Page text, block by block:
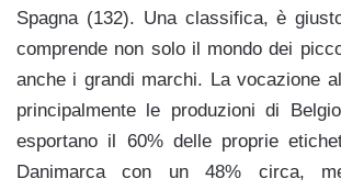
Spagna (132). Una classifica, è
comprende non solo il mondo dei
anche i grandi marchi. La vocazione
principalmente le produzioni di
esportano il 60% delle proprie
Danimarca con un 48% circa,